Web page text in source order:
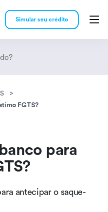
Simular seu crédito
FGTS?
para
antecipar o saque-